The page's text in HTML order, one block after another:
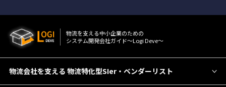
物流を⽀える中⼩企業のための
システム開発会社ガイド〜Logi Deve〜
物流会社を支える 物流特化型SIer・ベンダーリスト